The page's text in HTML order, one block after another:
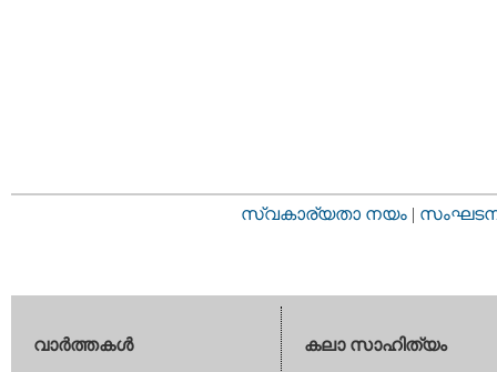
സ്വകാര്യതാ നയം |
വാര്‍ത്തകള്‍
കലാ സാഹിത്യം